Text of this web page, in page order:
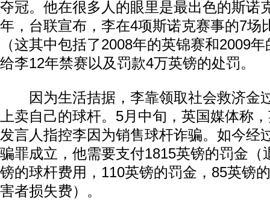
夺冠。他在很多人的眼里是最出色的斯诺
年，台联宣布，李在4项斯诺克赛事的7场
（这其中包括了2008年的英锦赛和2009
给李12年禁赛以及罚款4万英镑的处罚。
因为生活拮据，李靠领取社会救济金
上卖自己的球杆。5月中旬，英国媒体称
发言人指控李因为销售球杆诈骗。如今经
骗罪成立，他需要支付1815英镑的罚金（
镑的球杆费用，110英镑的罚金，85英镑
害者损失费）。